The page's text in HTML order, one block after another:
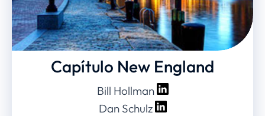
Capítulo New England
Bill Hollman
Dan Schulz